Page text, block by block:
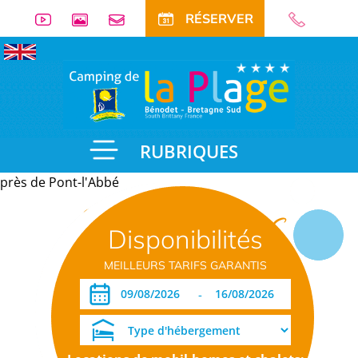
RÉSERVER
RUBRIQUES
Disponibilités
MEILLEURS TARIFS GARANTIS
-
près de Pont-l'Abbé
Informations
pratiques